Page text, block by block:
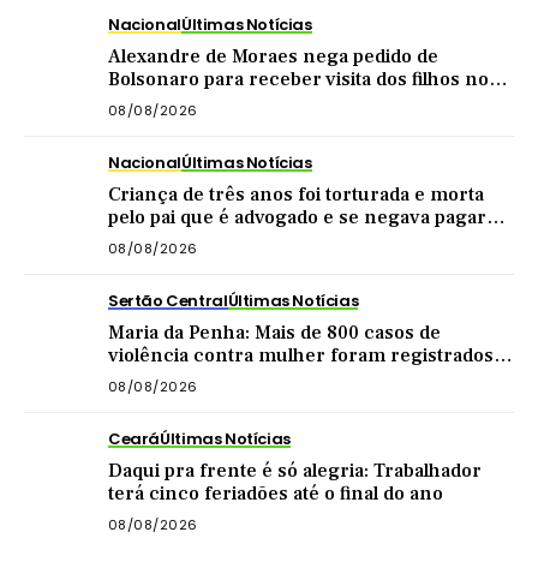
NacionalÚltimas Notícias
Alexandre de Moraes nega pedido de
Bolsonaro para receber visita dos filhos no
dia dos pais
08/08/2026
NacionalÚltimas Notícias
Criança de três anos foi torturada e morta
pelo pai que é advogado e se negava pagar
pensão
08/08/2026
Sertão CentralÚltimas Notícias
Maria da Penha: Mais de 800 casos de
violência contra mulher foram registrados
no Sertão Central este ano
08/08/2026
CearáÚltimas Notícias
Daqui pra frente é só alegria: Trabalhador
terá cinco feriadões até o final do ano
08/08/2026